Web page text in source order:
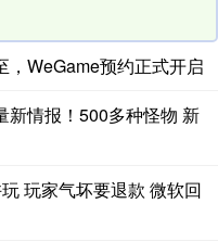
，WeGame预约正式开启
新情报！500多种怪物 新
玩家气坏要退款 微软回